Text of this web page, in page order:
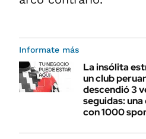
Informate más
La insólita
un club
descendió 3
seguidas:
con 1000